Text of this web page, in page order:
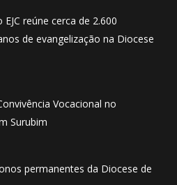
reúne cerca de 2.600
de evangelização na Diocese
Vocacional no
Surubim
permanentes da Diocese de